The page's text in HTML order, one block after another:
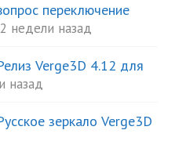
переключение
недели назад
Verge3D 4.12 для
назад
зеркало Verge3D